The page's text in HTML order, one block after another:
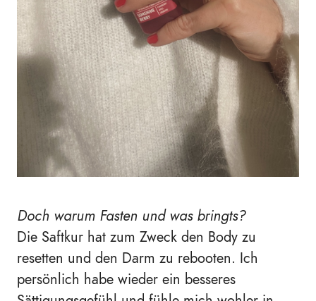
Doch warum Fasten und was bringts?
Die Saftkur hat zum Zweck den Body zu
resetten und den Darm zu rebooten. Ich
persönlich habe wieder ein besseres